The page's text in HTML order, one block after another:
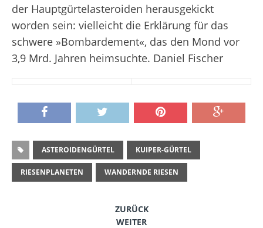
der Hauptgürtelasteroiden herausgekickt
worden sein: vielleicht die Erklärung für das
schwere »Bombardement«, das den Mond vor
3,9 Mrd. Jahren heimsuchte. Daniel Fischer
ASTEROIDENGÜRTEL KUIPER-GÜRTEL
RIESENPLANETEN WANDERNDE RIESEN
ZURÜCK
WEITER